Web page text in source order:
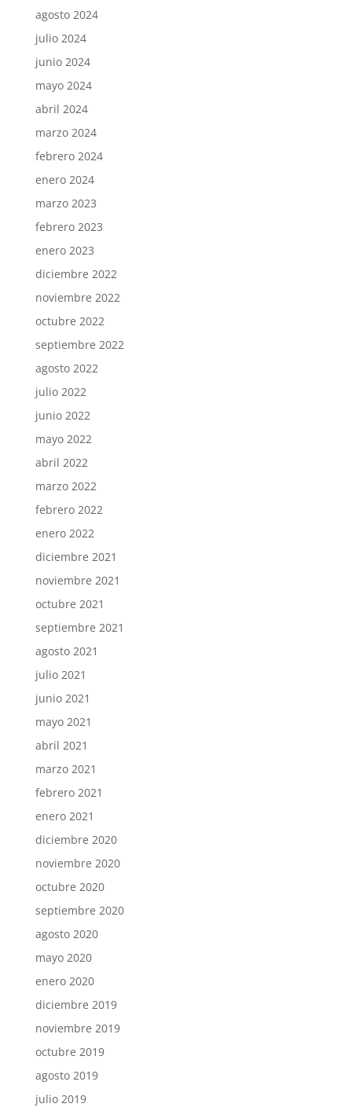
agosto 2024
julio 2024
junio 2024
mayo 2024
abril 2024
marzo 2024
febrero 2024
enero 2024
marzo 2023
febrero 2023
enero 2023
diciembre 2022
noviembre 2022
octubre 2022
septiembre 2022
agosto 2022
julio 2022
junio 2022
mayo 2022
abril 2022
marzo 2022
febrero 2022
enero 2022
diciembre 2021
noviembre 2021
octubre 2021
septiembre 2021
agosto 2021
julio 2021
junio 2021
mayo 2021
abril 2021
marzo 2021
febrero 2021
enero 2021
diciembre 2020
noviembre 2020
octubre 2020
septiembre 2020
agosto 2020
mayo 2020
enero 2020
diciembre 2019
noviembre 2019
octubre 2019
agosto 2019
julio 2019